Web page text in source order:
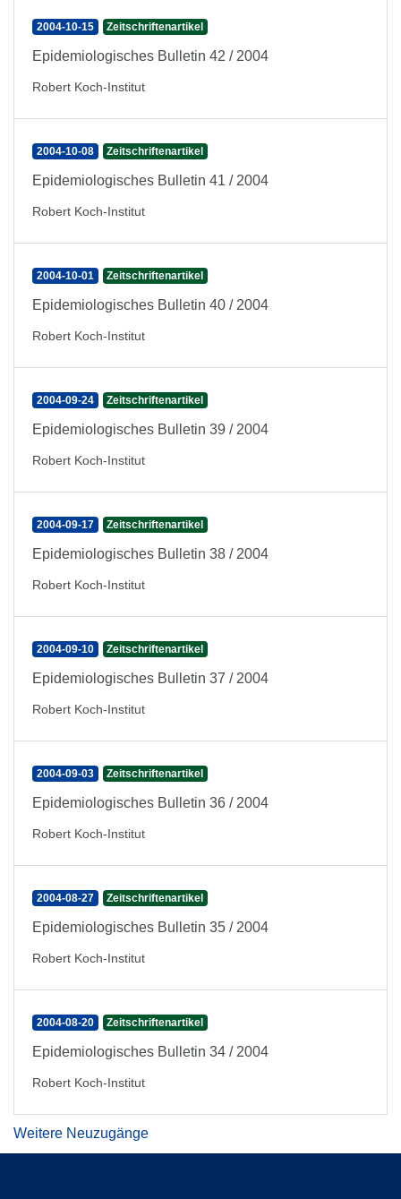
2004-10-15 Zeitschriftenartikel
Epidemiologisches Bulletin 42 / 2004
Robert Koch-Institut
2004-10-08 Zeitschriftenartikel
Epidemiologisches Bulletin 41 / 2004
Robert Koch-Institut
2004-10-01 Zeitschriftenartikel
Epidemiologisches Bulletin 40 / 2004
Robert Koch-Institut
2004-09-24 Zeitschriftenartikel
Epidemiologisches Bulletin 39 / 2004
Robert Koch-Institut
2004-09-17 Zeitschriftenartikel
Epidemiologisches Bulletin 38 / 2004
Robert Koch-Institut
2004-09-10 Zeitschriftenartikel
Epidemiologisches Bulletin 37 / 2004
Robert Koch-Institut
2004-09-03 Zeitschriftenartikel
Epidemiologisches Bulletin 36 / 2004
Robert Koch-Institut
2004-08-27 Zeitschriftenartikel
Epidemiologisches Bulletin 35 / 2004
Robert Koch-Institut
2004-08-20 Zeitschriftenartikel
Epidemiologisches Bulletin 34 / 2004
Robert Koch-Institut
Weitere Neuzugänge